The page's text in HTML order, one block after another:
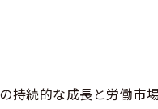
持続的な成長と労働市